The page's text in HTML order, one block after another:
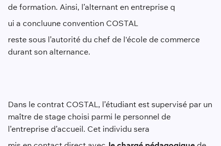
de formation. Ainsi, l’alternant en entreprise q
ui a concluune convention COSTAL
reste sous l’autorité du chef de l'école de commerce
durant son alternance.
Dans le contrat COSTAL, l’étudiant est supervisé par un
maître de stage choisi parmi le personnel de
l’entreprise d’accueil. Cet individu sera